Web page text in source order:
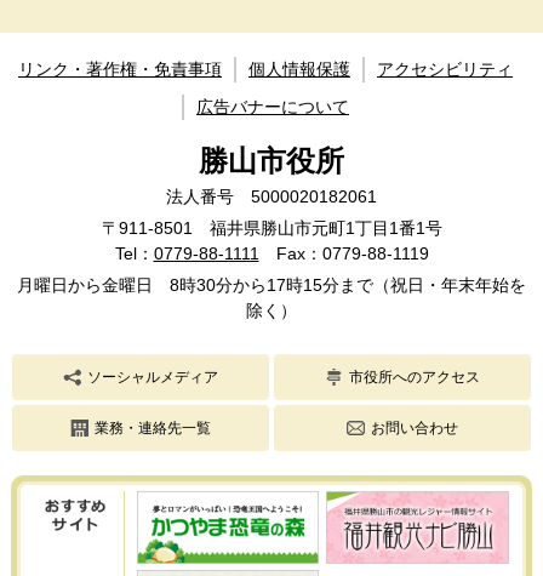
リンク・著作権・免責事項 個人情報保護
アクセシビリティ
広告バナーについて
勝山市役所
法人番号 5000020182061
〒911-8501 福井県勝山市元町1丁目1番1号
Tel： 0779-88-1111
Fax：0779-88-1119
月曜日から金曜日 8時30分から17時15分まで（祝日・年末年始を
除く）
ソーシャルメディア 市役所へのアクセス
業務・連絡先一覧 お問い合わせ